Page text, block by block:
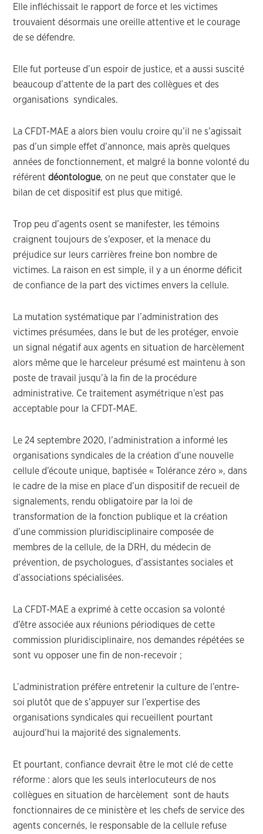
Elle infléchissait le rapport de force et les victimes
trouvaient désormais une oreille attentive et le courage
de se défendre.
Elle fut porteuse d’un espoir de justice, et a aussi suscité
beaucoup d’attente de la part des collègues et des
organisations syndicales.
La CFDT-MAE a alors bien voulu croire qu’il ne s’agissait
pas d’un simple effet d’annonce, mais après quelques
années de fonctionnement, et malgré la bonne volonté du
référentdéontologue, on ne peut que constater que le
bilan de cet dispositif est plus que mitigé.
Trop peu d’agents osent se manifester, les témoins
craignent toujours de s’exposer, et la menace du
préjudice sur leurs carrières freine bon nombre de
victimes. La raison en est simple, il y a un énorme déficit
de confiance de la part des victimes envers la cellule.
La mutation systématique par l’administration des
victimes présumées, dans le but de les protéger, envoie
un signal négatif aux agents en situation de harcèlement
alors même que le harceleur présumé est maintenu à son
poste de travail jusqu’à la fin de la procédure
administrative. Ce traitement asymétrique n’est pas
acceptable pour la CFDT-MAE.
Le 24 septembre 2020, l’administration a informé les
organisations syndicales de la création d’une nouvelle
cellule d’écoute unique, baptisée « Tolérance zéro », dans
le cadre de la mise en place d’un dispositif de recueil de
signalements, rendu obligatoire par la loi de
transformation de la fonction publique et la création
d’une commission pluridisciplinaire composée de
membres de la cellule, de la DRH, du médecin de
prévention, de psychologues, d’assistantes sociales et
d’associations spécialisées.
La CFDT-MAE a exprimé à cette occasion sa volonté
d’être associée aux réunions périodiques de cette
commission pluridisciplinaire, nos demandes répétées se
sont vu opposer une fin de non-recevoir ;
L’administration préfère entretenir la culture de l’entre-
soi plutôt que de s’appuyer sur l’expertise des
organisations syndicales qui recueillent pourtant
aujourd’hui la majorité des signalements.
Et pourtant, confiance devrait être le mot clé de cette
réforme : alors que les seuls interlocuteurs de nos
collègues en situation de harcèlement sont de hauts
fonctionnaires de ce ministère et les chefs de service des
agents concernés, le responsable de la cellule refuse